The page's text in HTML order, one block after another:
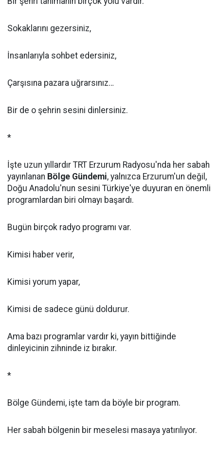
Sokaklarını gezersiniz,
İnsanlarıyla sohbet edersiniz,
Çarşısına pazara uğrarsınız…
Bir de o şehrin sesini dinlersiniz.
*
İşte uzun yıllardır TRT Erzurum Radyosu'nda her sabah
yayınlanan Bölge Gündemi, yalnızca Erzurum'un değil,
Doğu Anadolu'nun sesini Türkiye'ye duyuran en önemli
programlardan biri olmayı başardı.
Bugün birçok radyo programı var.
Kimisi haber verir,
Kimisi yorum yapar,
Kimisi de sadece günü doldurur.
Ama bazı programlar vardır ki, yayın bittiğinde
dinleyicinin zihninde iz bırakır.
*
Bölge Gündemi, işte tam da böyle bir program.
Her sabah bölgenin bir meselesi masaya yatırılıyor.